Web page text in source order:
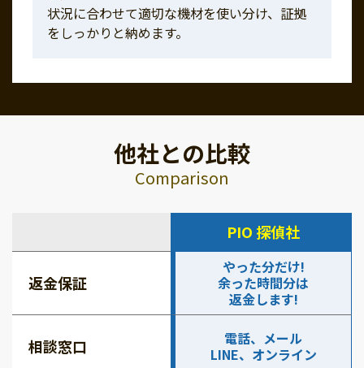
状況に合わせて適切な機材を使い分け、証拠
をしっかりと納めます。
他社との比較
Comparison
PIO 探偵社
返金保証
やった分だけ!
余った時間分は
返金します!
相談窓口
電話、メール
LINE、オンライン